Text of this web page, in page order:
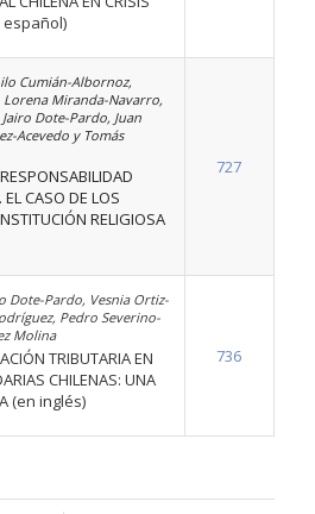
español)
Cumián-Albornoz,
Miranda-Navarro,
Dote-Pardo, Juan
Acevedo y Tomás
CASO DE LOS
RELIGIOSA
727
Dote-Pardo, Vesnia Ortiz-
Pedro Severino-
Molina
TRIBUTARIA EN
CHILENAS: UNA
(en inglés)
736